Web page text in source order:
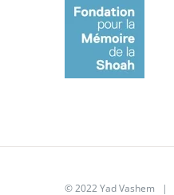
© 2022 Yad Vashem